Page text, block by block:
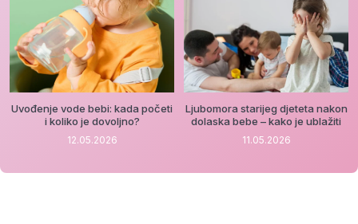
Uvođenje vode bebi: kada početi
i koliko je dovoljno?
12.05.2026
Ljubomora starijeg djeteta nakon
dolaska bebe – kako je ublažiti
11.05.2026